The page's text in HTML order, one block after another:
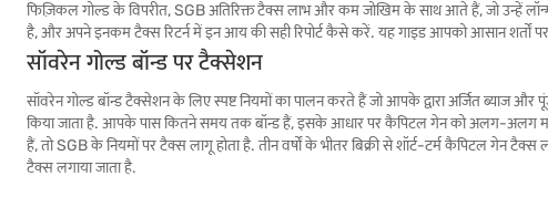
फिज़िकल गोल्ड के विपरीत, SGB अतिरिक्त टैक्स लाभ और कम जोखिम के साथ आते हैं, जो उन्हें
है, और अपने इनकम टैक्स रिटर्न में इन आय की सही रिपोर्ट कैसे करें. यह गाइड आपको आसान
सॉवरेन गोल्ड बॉन्ड पर टैक्सेशन
सॉवरेन गोल्ड बॉन्ड टैक्सेशन के लिए स्पष्ट नियमों का पालन करते हैं जो आपके द्वारा अर्जित
किया जाता है. आपके पास कितने समय तक बॉन्ड हैं, इसके आधार पर कैपिटल गेन को अलग-अलग
हैं, तो SGB के नियमों पर टैक्स लागू होता है. तीन वर्षों के भीतर बिक्री से शॉर्ट-टर्म कैपिटल गेन
टैक्स लगाया जाता है.